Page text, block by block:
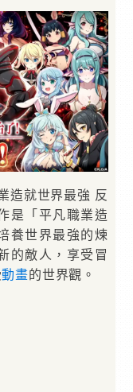
造就世界最強 反
是「平凡職業造
養世界最強的煉
的敵人，享受冒
動畫的世界觀。